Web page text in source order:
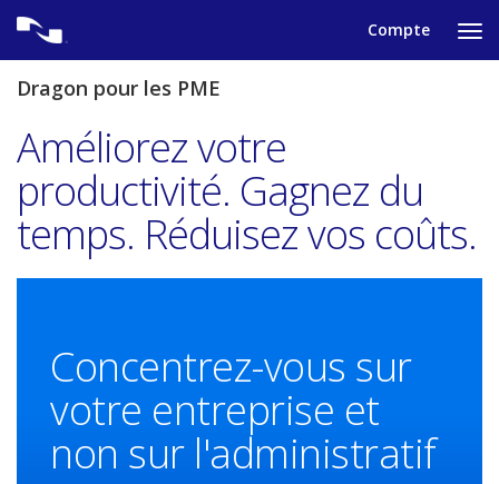
content
Compte
Dragon pour les PME
Améliorez votre
productivité. Gagnez du
temps. Réduisez vos coûts.
Concentrez-vous sur
votre entreprise et
non sur l'administratif